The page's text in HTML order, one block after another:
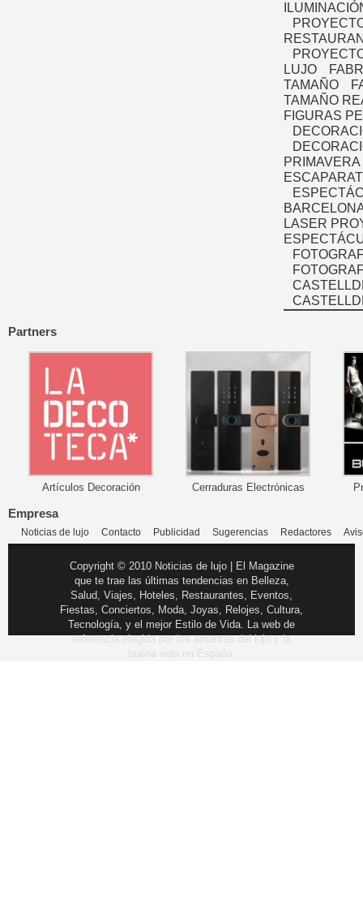
LUJO
TAMAÑO
TAMAÑO
FIGURAS
PRIMAVERA
LASER
Partners
Artículos Decoración Cerraduras Electrónicas
Empresa
Noticias de lujo Contacto Publicidad Sugerencias Redactores
Copyright © 2010 Noticias de lujo | El Magazine
que te trae las últimas tendencias en Belleza,
Salud, Viajes, Hoteles, Restaurantes, Eventos,
Fiestas, Conciertos, Moda, Joyas, Relojes, Cultura,
Tecnología, y el mejor Estilo de Vida. La web de
referencia elegida por los amantes del lujo y la